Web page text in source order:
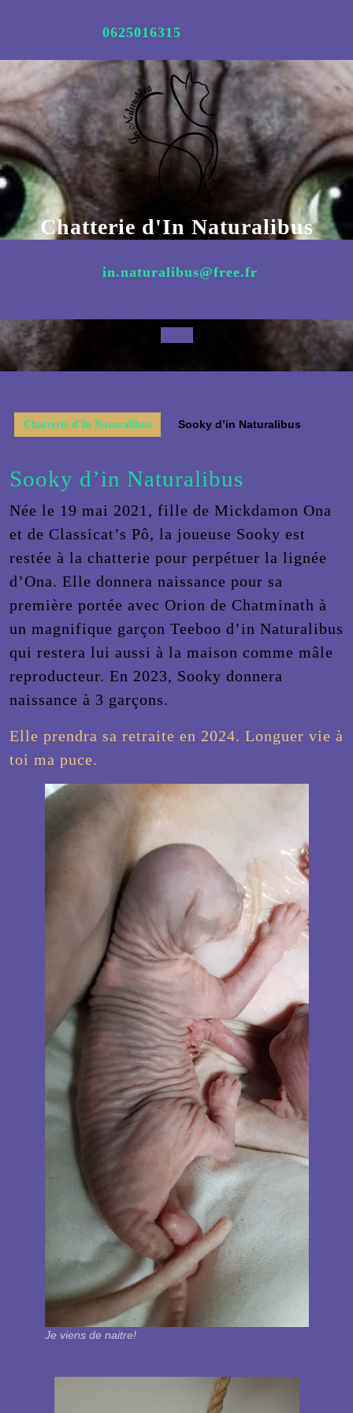
0625016315
Chatterie d'In Naturalibus
in.naturalibus@free.fr
Open
Button
Chatterie d'In Naturalibus Sooky d’in Naturalibus
Sooky d’in Naturalibus
Née le 19 mai 2021, fille de Mickdamon Ona
et de Classicat’s Pô, la joueuse Sooky est
restée à la chatterie pour perpétuer la lignée
d’Ona. Elle donnera naissance pour sa
première portée avec Orion de Chatminath à
un magnifique garçon Teeboo d’in Naturalibus
qui restera lui aussi à la maison comme mâle
reproducteur. En 2023, Sooky donnera
naissance à 3 garçons.
Elle prendra sa retraite en 2024. Longuer vie à
toi ma puce.
Je viens de naitre!